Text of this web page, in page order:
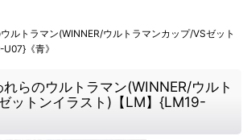
ルトラマン(WINNER/ウルトラマンカップ/VSゼット
《青》
らのウルトラマン(WINNER/ウルト
ットンイラスト)【LM】{LM19-